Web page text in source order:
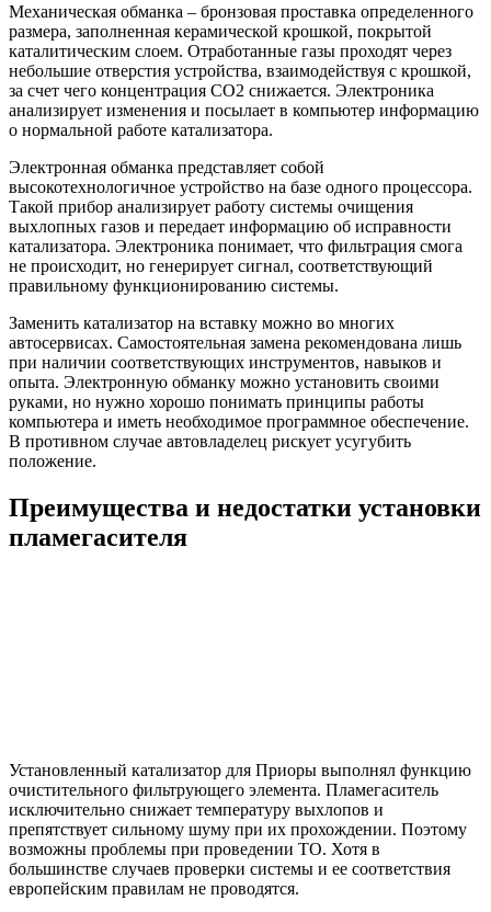
Механическая обманка – бронзовая проставка определенного
размера, заполненная керамической крошкой, покрытой
каталитическим слоем. Отработанные газы проходят через
небольшие отверстия устройства, взаимодействуя с крошкой,
за счет чего концентрация СО2 снижается. Электроника
анализирует изменения и посылает в компьютер информацию
о нормальной работе катализатора.
Электронная обманка представляет собой
высокотехнологичное устройство на базе одного процессора.
Такой прибор анализирует работу системы очищения
выхлопных газов и передает информацию об исправности
катализатора. Электроника понимает, что фильтрация смога
не происходит, но генерирует сигнал, соответствующий
правильному функционированию системы.
Заменить катализатор на вставку можно во многих
автосервисах. Самостоятельная замена рекомендована лишь
при наличии соответствующих инструментов, навыков и
опыта. Электронную обманку можно установить своими
руками, но нужно хорошо понимать принципы работы
компьютера и иметь необходимое программное обеспечение.
В противном случае автовладелец рискует усугубить
положение.
Преимущества и недостатки установки
пламегасителя
Установленный катализатор для Приоры выполнял функцию
очистительного фильтрующего элемента. Пламегаситель
исключительно снижает температуру выхлопов и
препятствует сильному шуму при их прохождении. Поэтому
возможны проблемы при проведении ТО. Хотя в
большинстве случаев проверки системы и ее соответствия
европейским правилам не проводятся.